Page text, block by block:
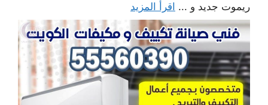
ريموت جديد و ... اقرأ المزيد